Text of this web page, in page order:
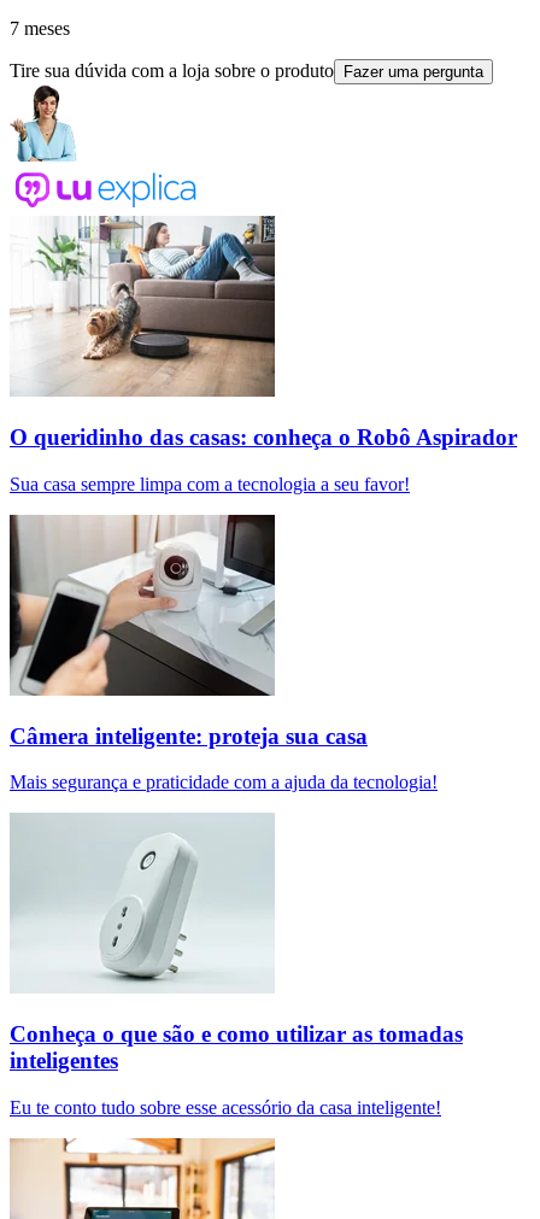
7 meses
Tire sua dúvida com a loja sobre o produto Fazer uma pergunta
O queridinho das casas: conheça o Robô Aspirador
Sua casa sempre limpa com a tecnologia a seu favor!
Câmera inteligente: proteja sua casa
Mais segurança e praticidade com a ajuda da tecnologia!
Conheça o que são e como utilizar as tomadas
inteligentes
Eu te conto tudo sobre esse acessório da casa inteligente!